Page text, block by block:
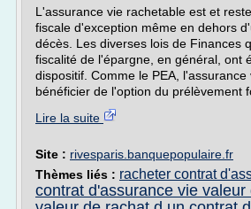
L'assurance vie rachetable est et
fiscale d'exception même en dehors
décès. Les diverses lois de Finances
fiscalité de l'épargne, en général, ont
dispositif. Comme le PEA, l'assurance
bénéficier de l'option du prélèvement
Lire la suite
Site : rivesparis.banquepopulaire.fr
Thèmes liés : racheter contrat
contrat d'assurance vie valeur